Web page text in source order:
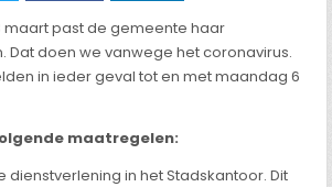
maart past de gemeente haar
Dat doen we vanwege het coronavirus.
in ieder geval tot en met maandag 6
maatregelen:
dienstverlening in het Stadskantoor. Dit